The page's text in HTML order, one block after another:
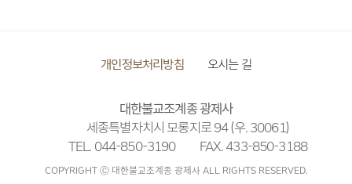
개인정보처리방침 오시는 길
대한불교조계종 광제사
세종특별자치시 모롱지로 94 (우. 30061)
TEL. 044-850-3190
FAX. 433-850-3188
COPYRIGHT Ⓒ 대한불교조계종 광제사 ALL RIGHTS RESERVED.